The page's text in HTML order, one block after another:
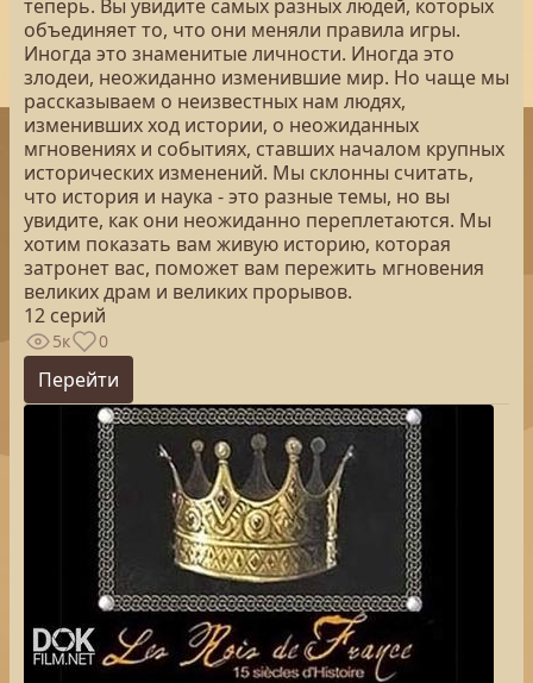
теперь. Вы увидите самых разных людей, которых
объединяет то, что они меняли правила игры.
Иногда это знаменитые личности. Иногда это
злодеи, неожиданно изменившие мир. Но чаще мы
рассказываем о неизвестных нам людях,
изменивших ход истории, о неожиданных
мгновениях и событиях, ставших началом крупных
исторических изменений. Мы склонны считать,
что история и наука - это разные темы, но вы
увидите, как они неожиданно переплетаются. Мы
хотим показать вам живую историю, которая
затронет вас, поможет вам пережить мгновения
великих драм и великих прорывов.
12 серий
5к 0
Перейти